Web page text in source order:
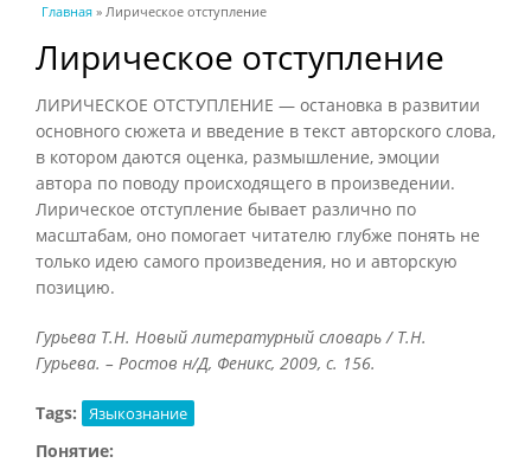
Вы здесь
Главная » Лирическое отступление
Лирическое отступление
ЛИРИЧЕСКОЕ ОТСТУПЛЕНИЕ — остановка в развитии
основного сюжета и введение в текст авторского слова,
в котором даются оценка, размышление, эмоции
автора по поводу происходящего в произведении.
Лирическое отступление бывает различно по
масштабам, оно помогает читателю глубже понять не
только идею самого произведения, но и авторскую
позицию.
Гурьева Т.Н. Новый литературный словарь / Т.Н.
Гурьева. – Ростов н/Д, Феникс, 2009, с. 156.
Tags: Языкознание
Понятие: